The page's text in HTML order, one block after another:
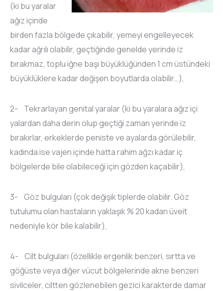
(ki bu yaralar
ağız içinde
birden fazla bölgede çıkabilir, yemeyi engelleyecek
kadar ağrılı olabilir, geçtiğinde genelde yerinde iz
bırakmaz, toplu iğne başı büyüklüğünden 1 cm üstündeki
büyüklüklere kadar değişen boyutlarda olabilir…),
2- Tekrarlayan genital yaralar (ki bu yaralara ağız içi
yalardan daha derin olup geçtiği zaman yerinde iz
bırakırlar, erkeklerde peniste ve ayalarda görülebilir,
kadında ise vajen içinde hatta rahim ağzı kadar iç
bölgelerde bile olabileceği için gözden kaçabilir),
3- Göz bulguları (çok değişik tiplerde olabilir. Göz
tutulumu olan hastaların yaklaşık % 20 kadarı üveit
nedeniyle kör bile kalabilir),
4- Cilt bulguları (özellikle ergenlik benzeri, sırtta ve
göğüste veya diğer vücut bölgelerinde akne benzeri
sivilceler, ciltten gözlenebilen gezici karakterde damar